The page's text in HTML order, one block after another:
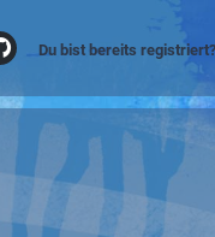
Du bist bereits